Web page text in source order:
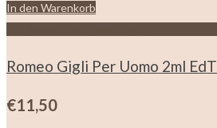
In den Warenkorb
Romeo Gigli Per Uomo 2ml EdT
€11,50